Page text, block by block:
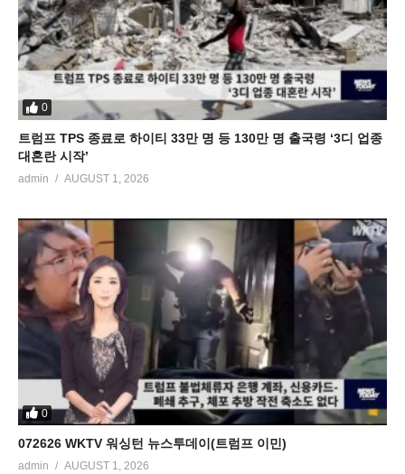
0
트럼프 TPS 종료로 하이티 33만 명 등 130만 명 출국령 ‘3디 업종
대혼란 시작’
admin AUGUST 1, 2026
0
072626 WKTV 워싱턴 뉴스투데이(트럼프 이민)
admin AUGUST 1, 2026